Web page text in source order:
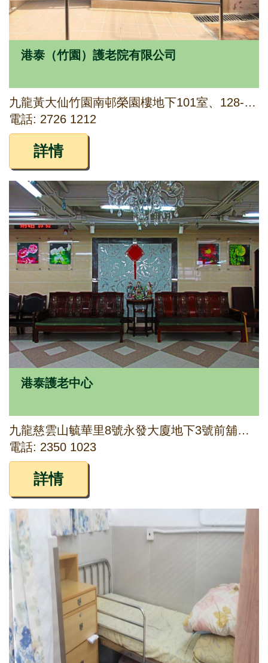
港泰（竹園）護老院有限公司
九龍黃大仙竹園南邨榮園樓地下101室、128-139室
電話: 2726 1212
詳情
港泰護老中心
九龍慈雲山毓華里8號永發大廈地下3號前舖、1字樓及2字樓
電話: 2350 1023
詳情